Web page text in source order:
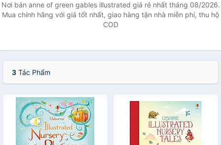
Nơi bán anne of green gables illustrated giá rẻ nhất tháng 08/2026.
Mua chính hãng với giá tốt nhất, giao hàng tận nhà miễn phí, thu hộ
COD
3 Tác Phẩm